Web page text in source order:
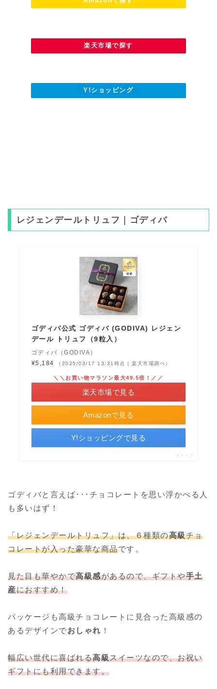
楽天市場で探す
Y!ショッピング
レジェンデールトリュフ｜ゴディバ
ゴディバ公式 ゴディバ (GODIVA) レジェン
デール トリュフ（9粒入）
ゴディバ（GODIVA）
¥5,184
（2025/03/17 13:31時点 | 楽天市場調べ）
Amazonで見る
＼＼お買い物マラソン最大49.5倍！／／
楽天市場で見る
Y!ショッピングで見る
ポチップ
ゴディバと言えば･･･チョコレートを思い浮かべる人
も多いはず！
「レジェンデールトリュフ」は、６種類の高級チョ
コレートが入った豪華な商品です。
見た目も華やかで高級感があるので、ギフトや手土
産におすすめ！
パッケージも高級チョコレートに見合った高級感の
あるデザインでおしゃれ ！
幅広い世代に喜ばれる高級スイーツなので、お祝い
ギフトにも利用できます。